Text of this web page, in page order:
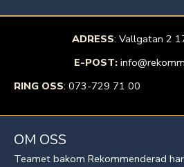
ADRESS: Vallgatan 2
E-POST:
RING OSS: 073-729 71 00
OM OSS
Teamet bakom Rekommenderad